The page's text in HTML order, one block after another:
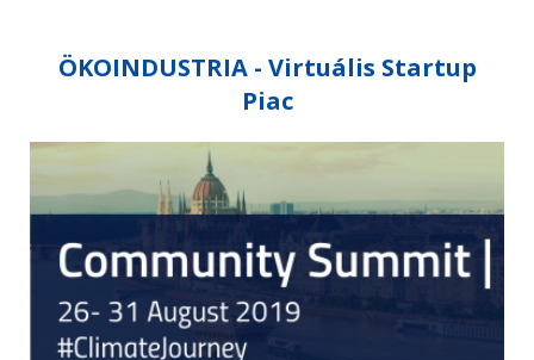
ÖKOINDUSTRIA - Virtuális Startup
Piac